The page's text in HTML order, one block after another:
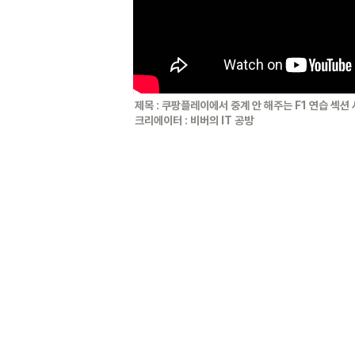
제목 : 쿠팡플레이에서 중계 안 해주는 F1 연습 섹
크리에이터 : 비버의 IT 공방